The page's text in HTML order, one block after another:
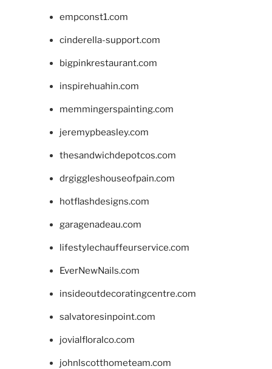
empconst1.com
cinderella-support.com
bigpinkrestaurant.com
inspirehuahin.com
memmingerspainting.com
jeremypbeasley.com
thesandwichdepotcos.com
drgiggleshouseofpain.com
hotflashdesigns.com
garagenadeau.com
lifestylechauffeurservice.com
EverNewNails.com
insideoutdecoratingcentre.com
salvatoresinpoint.com
jovialfloralco.com
johnlscotthometeam.com